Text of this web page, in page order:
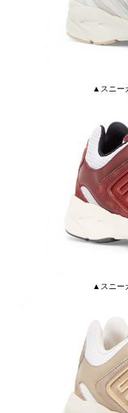
▲スニー
▲スニー